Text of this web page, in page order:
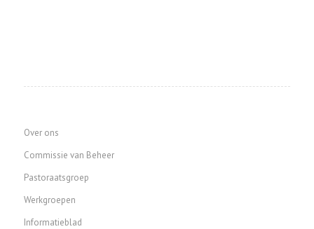
Over ons
Commissie van Beheer
Pastoraatsgroep
Werkgroepen
Informatieblad